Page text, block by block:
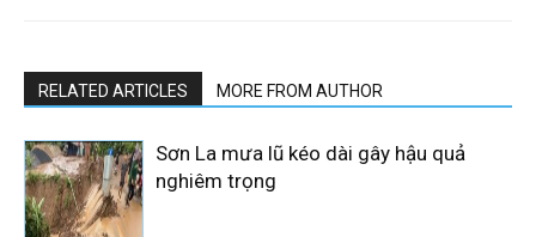
RELATED ARTICLES MORE FROM AUTHOR
Sơn La mưa lũ kéo dài gây hậu quả
nghiêm trọng